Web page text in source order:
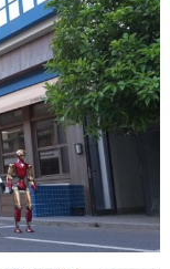
d
í
l
e
t
í
l
e
j
t
e
n
a
F
a
c
e
b
o
í
l
e
j
t
e
n
X